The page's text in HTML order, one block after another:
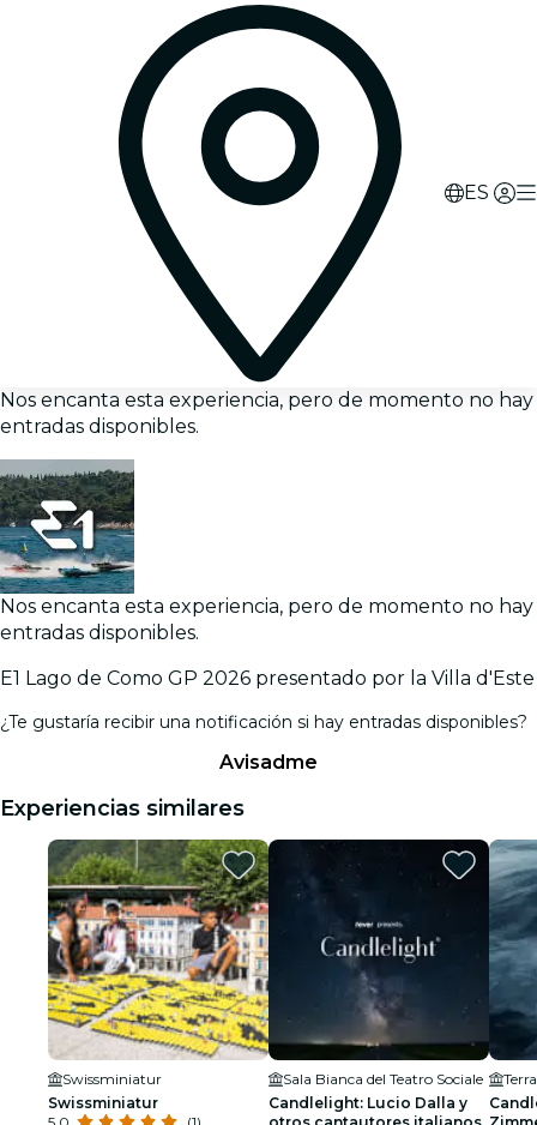
ES
Nos encanta esta experiencia, pero de momento no hay
entradas disponibles.
Nos encanta esta experiencia, pero de momento no hay
entradas disponibles.
E1 Lago de Como GP 2026 presentado por la Villa d'Este
¿Te gustaría recibir una notificación si hay entradas disponibles?
Avisadme
Experiencias similares
Swissminiatur
Swissminiatur
Sala Bianca del Teatro Sociale
Candlelight: Lucio Dalla y